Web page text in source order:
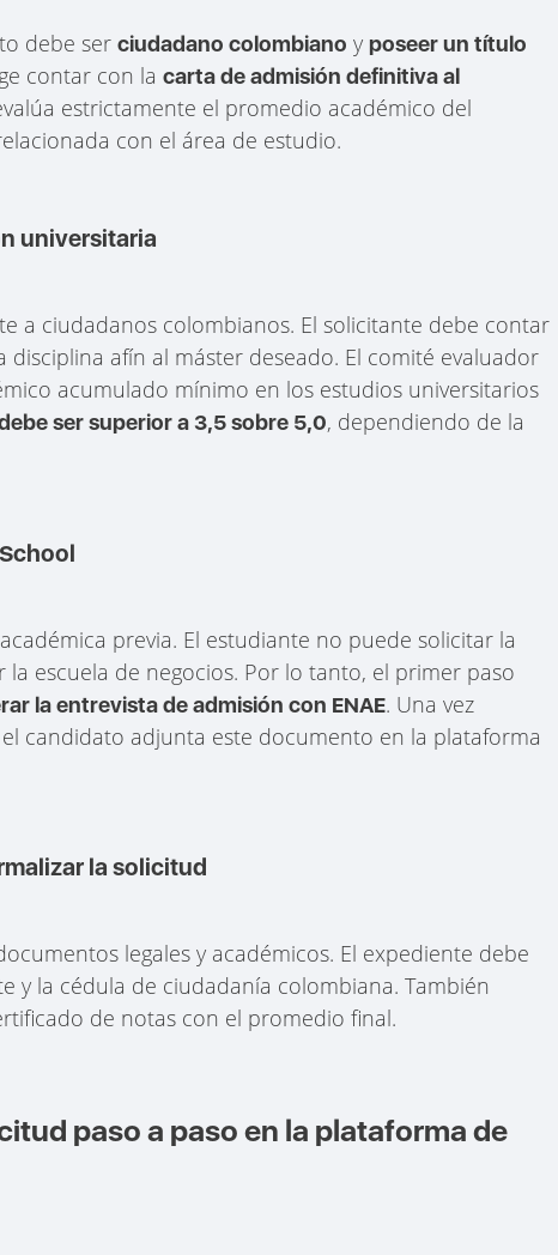
debe serciudadano colombiano yposeer un título
contar con lacarta de admisión definitiva al
estrictamente el promedio académico del
con el área de estudio.
universitaria
a ciudadanos colombianos. El solicitante debe contar
afín al máster deseado. El comité evaluador
acumulado mínimo en los estudios universitarios
ser superior a 3,5 sobre 5,0, dependiendo de la
previa. El estudiante no puede solicitar la
la escuela de negocios. Por lo tanto, el primer paso
la entrevista de admisión con ENAE. Una vez
candidato adjunta este documento en la plataforma
la solicitud
legales y académicos. El expediente debe
y la cédula de ciudadanía colombiana. También
de notas con el promedio final.
paso a paso en la plataforma de